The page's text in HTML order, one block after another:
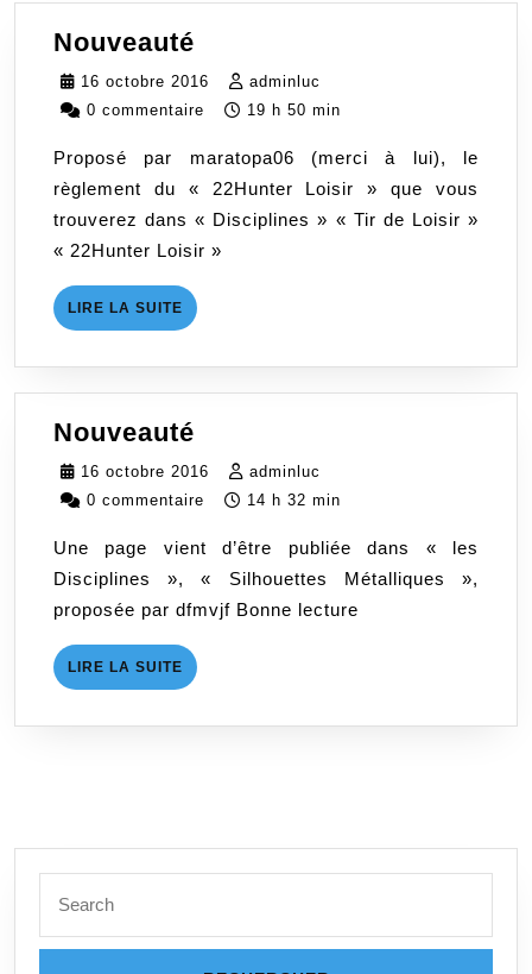
Nouveauté
16 octobre 2016
16
octobre
adminluc
0 commentaire
19 h 50 min
Proposé par maratopa06 (merci à lui), le
règlement du « 22Hunter Loisir » que vous
trouverez dans « Disciplines » « Tir de Loisir »
« 22Hunter Loisir »
LIRE LA SUITE LIRE
LA
Nouveauté
16 octobre 2016
16
octobre
adminluc
0 commentaire
14 h 32 min
Une page vient d’être publiée dans « les
Disciplines », « Silhouettes Métalliques »,
proposée par dfmvjf Bonne lecture
LIRE LA SUITE LIRE
LA
for: